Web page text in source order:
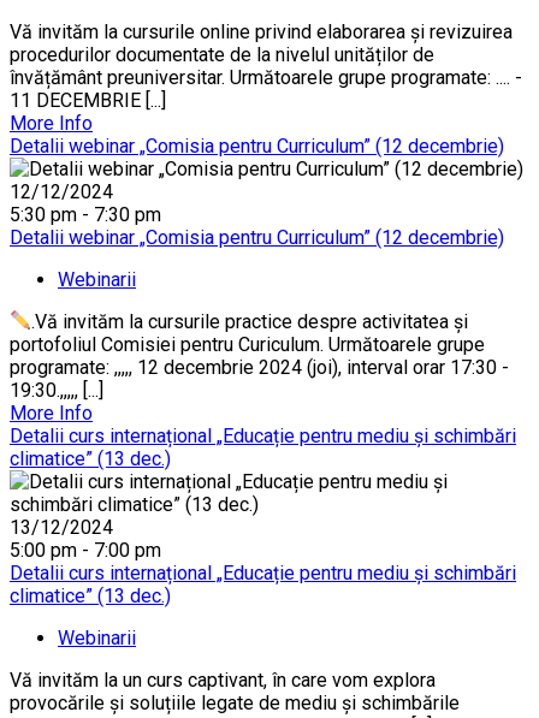
Vă invităm la cursurile online privind elaborarea și revizuirea
procedurilor documentate de la nivelul unităților de
învățământ preuniversitar. Următoarele grupe programate: .... -
11 DECEMBRIE [...]
More Info
Detalii webinar „Comisia pentru Curriculum” (12 decembrie)
12/12/2024
5:30 pm - 7:30 pm
Detalii webinar „Comisia pentru Curriculum” (12 decembrie)
Webinarii
.Vă invităm la cursurile practice despre activitatea și
portofoliul Comisiei pentru Curiculum. Următoarele grupe
programate: ,,,,, 12 decembrie 2024 (joi), interval orar 17:30 -
19:30.,,,,, [...]
More Info
Detalii curs internațional „Educație pentru mediu și schimbări
climatice” (13 dec.)
13/12/2024
5:00 pm - 7:00 pm
Detalii curs internațional „Educație pentru mediu și schimbări
climatice” (13 dec.)
Webinarii
Vă invităm la un curs captivant, în care vom explora
provocările și soluțiile legate de mediu și schimbările